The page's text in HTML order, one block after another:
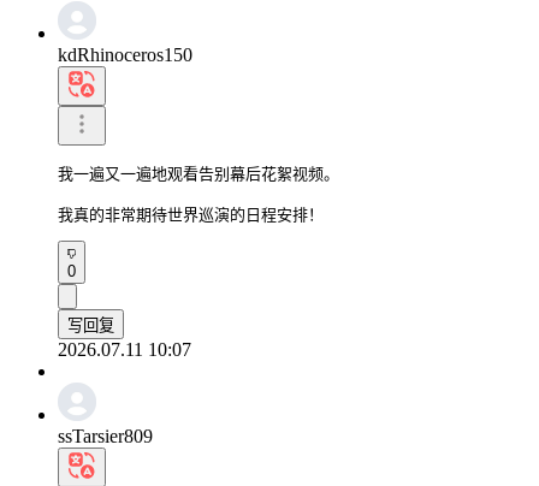
kdRhinoceros150
我一遍又一遍地观看告别幕后花絮视频。
我真的非常期待世界巡演的日程安排！
0
写回复
2026.07.11 10:07
ssTarsier809